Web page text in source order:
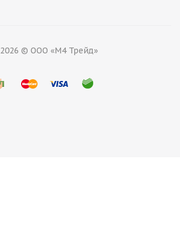
2026 © ООО «М4 Трейд»